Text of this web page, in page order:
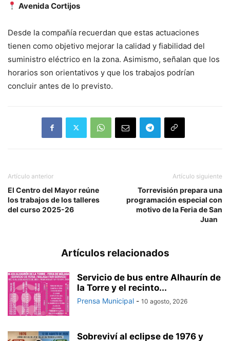
Avenida Cortijos
Desde la compañía recuerdan que estas actuaciones
tienen como objetivo mejorar la calidad y fiabilidad del
suministro eléctrico en la zona. Asimismo, señalan que los
horarios son orientativos y que los trabajos podrían
concluir antes de lo previsto.
Artículo anterior
El Centro del Mayor reúne
los trabajos de los talleres
del curso 2025-26
Artículo siguiente
Torrevisión prepara una
programación especial con
motivo de la Feria de San
Juan
Artículos relacionados
Servicio de bus entre Alhaurín de
la Torre y el recinto...
Prensa Municipal - 10 agosto, 2026
Sobreviví al eclipse de 1976 y